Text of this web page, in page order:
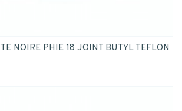
NOIRE PHIE 18 JOINT BUTYL TEFLON